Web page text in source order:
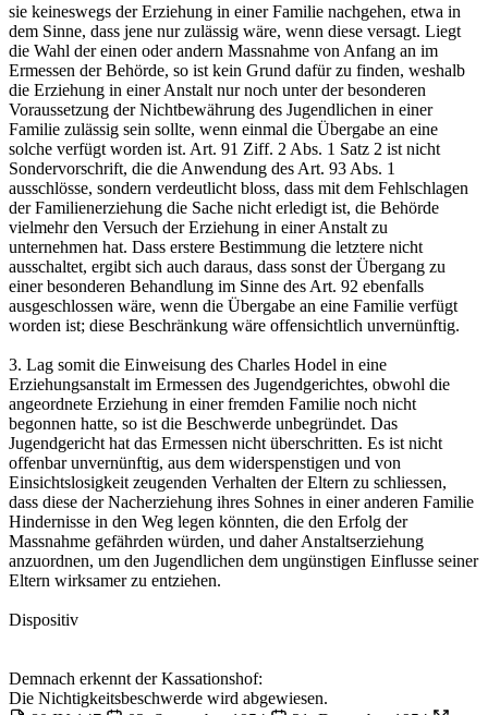
sie keineswegs der Erziehung in einer Familie nachgehen, etwa in
dem Sinne, dass jene nur zulässig wäre, wenn diese versagt. Liegt
die Wahl der einen oder andern Massnahme von Anfang an im
Ermessen der Behörde, so ist kein Grund dafür zu finden, weshalb
die Erziehung in einer Anstalt nur noch unter der besonderen
Voraussetzung der Nichtbewährung des Jugendlichen in einer
Familie zulässig sein sollte, wenn einmal die Übergabe an eine
solche verfügt worden ist. Art. 91 Ziff. 2 Abs. 1 Satz 2 ist nicht
Sondervorschrift, die die Anwendung des Art. 93 Abs. 1
ausschlösse, sondern verdeutlicht bloss, dass mit dem Fehlschlagen
der Familienerziehung die Sache nicht erledigt ist, die Behörde
vielmehr den Versuch der Erziehung in einer Anstalt zu
unternehmen hat. Dass erstere Bestimmung die letztere nicht
ausschaltet, ergibt sich auch daraus, dass sonst der Übergang zu
einer besonderen Behandlung im Sinne des Art. 92 ebenfalls
ausgeschlossen wäre, wenn die Übergabe an eine Familie verfügt
worden ist; diese Beschränkung wäre offensichtlich unvernünftig.
3. Lag somit die Einweisung des Charles Hodel in eine
Erziehungsanstalt im Ermessen des Jugendgerichtes, obwohl die
angeordnete Erziehung in einer fremden Familie noch nicht
begonnen hatte, so ist die Beschwerde unbegründet. Das
Jugendgericht hat das Ermessen nicht überschritten. Es ist nicht
offenbar unvernünftig, aus dem widerspenstigen und von
Einsichtslosigkeit zeugenden Verhalten der Eltern zu schliessen,
dass diese der Nacherziehung ihres Sohnes in einer anderen Familie
Hindernisse in den Weg legen könnten, die den Erfolg der
Massnahme gefährden würden, und daher Anstaltserziehung
anzuordnen, um den Jugendlichen dem ungünstigen Einflusse seiner
Eltern wirksamer zu entziehen.
Dispositiv
Demnach erkennt der Kassationshof:
Die Nichtigkeitsbeschwerde wird abgewiesen.